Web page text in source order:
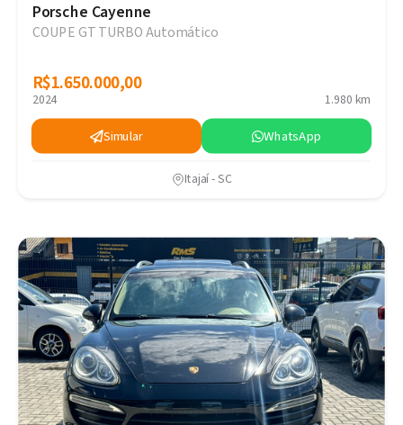
Porsche Cayenne
COUPE GT TURBO Automático
R$1.650.000,00
R$1.650.000,00
2024 1.980 km
Simular WhatsApp
Itajaí - SC